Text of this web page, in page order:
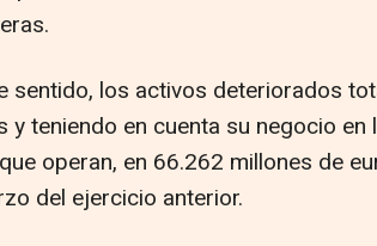
sentido, los activos deteriorados
y teniendo en cuenta su negocio
operan, en 66.262 millones de
del ejercicio anterior.